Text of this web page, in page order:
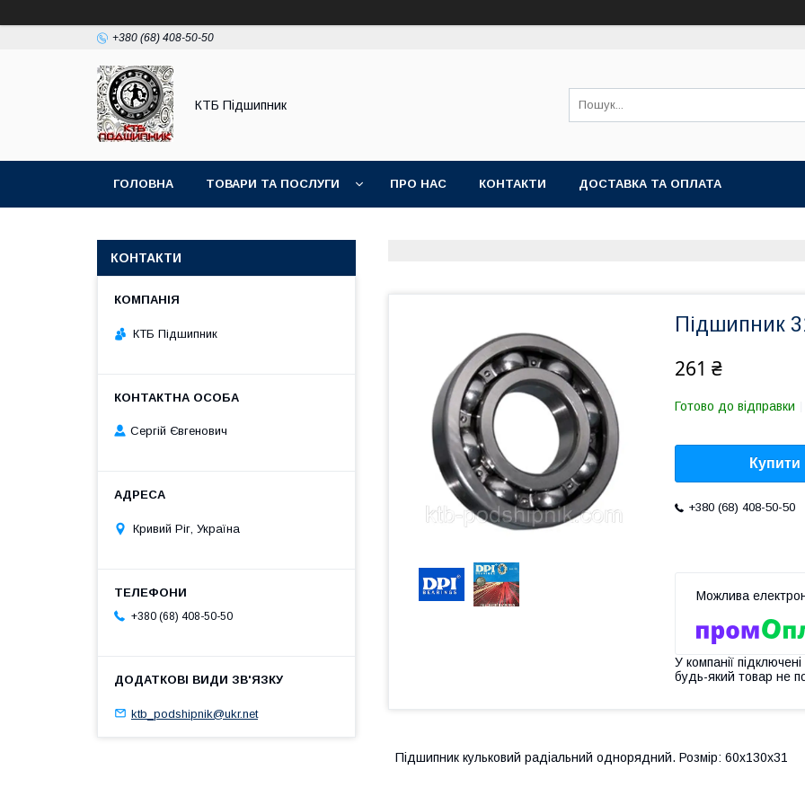
+380 (68) 408-50-50
КТБ Підшипник
ГОЛОВНА ТОВАРИ ТА ПОСЛУГИ ПРО НАС КОНТАКТИ ДОСТАВКА ТА ОПЛАТА
Підшипник
261 ₴
Готово до відправки
Купити
+380 (68) 408-50-50
У компанії
будь-який товар не
Підшипник кульковий радіальний однорядний. Розмір: 60х130х31
КОНТАКТИ
КТБ Підшипник
Сергій Євгенович
Кривий Ріг, Україна
+380 (68) 408-50-50
ktb_podshipnik@ukr.net